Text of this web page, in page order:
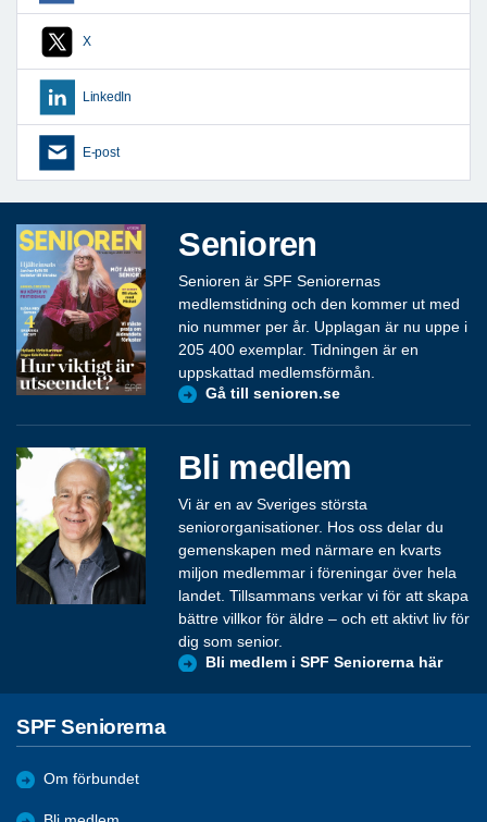
X
LinkedIn
E-post
Senioren
Senioren är SPF Seniorernas
medlemstidning och den kommer ut med
nio nummer per år. Upplagan är nu uppe i
205 400 exemplar. Tidningen är en
uppskattad medlemsförmån.
Gå till senioren.se
Bli medlem
Vi är en av Sveriges största
seniororganisationer. Hos oss delar du
gemenskapen med närmare en kvarts
miljon medlemmar i föreningar över hela
landet. Tillsammans verkar vi för att skapa
bättre villkor för äldre – och ett aktivt liv för
dig som senior.
Bli medlem i SPF Seniorerna här
SPF Seniorerna
Om förbundet